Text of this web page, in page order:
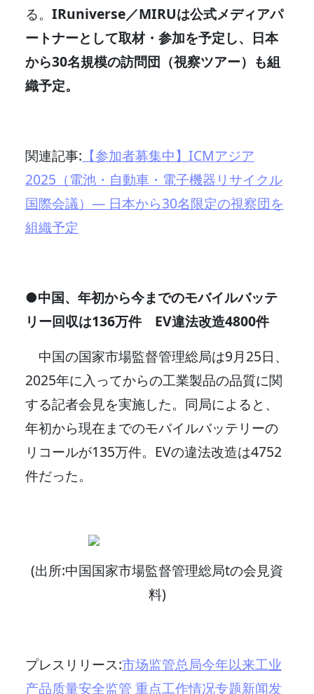
る。 IRuniverse／MIRUは公式メディアパ
ートナーとして取材・参加を予定し、日本
から30名規模の訪問団（視察ツアー）も組
織予定。
関連記事: 【参加者募集中】ICMアジア
2025（電池・自動車・電子機器リサイクル
国際会議）― 日本から30名限定の視察団を
組織予定
●中国、年初から今までのモバイルバッテ
リー回収は136万件 EV違法改造4800件
中国の国家市場監督管理総局は9月25日、
2025年に入ってからの工業製品の品質に関
する記者会見を実施した。同局によると、
年初から現在までのモバイルバッテリーの
リコールが135万件。EVの違法改造は4752
件だった。
(出所:中国国家市場監督管理総局tの会見資
料)
プレスリリース:市场监管总局今年以来工业
产品质量安全监管 重点工作情况专题新闻发